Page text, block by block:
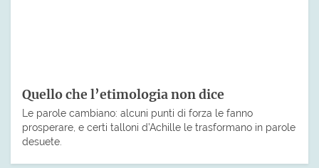
Quello che l’etimologia non dice
Le parole cambiano: alcuni punti di forza le fanno
prosperare, e certi talloni d’Achille le trasformano in parole
desuete.